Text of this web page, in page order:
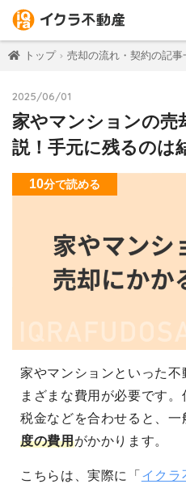
トップ 売却の流れ・契約の記事
2025/06/01
家やマンションの売
説！手元に残るのは
10分で読める
家やマンションといった不
まざまな費用が必要です
税金などを合わせると、一
度の費用がかかります。
こちらは、実際に「 イクラ